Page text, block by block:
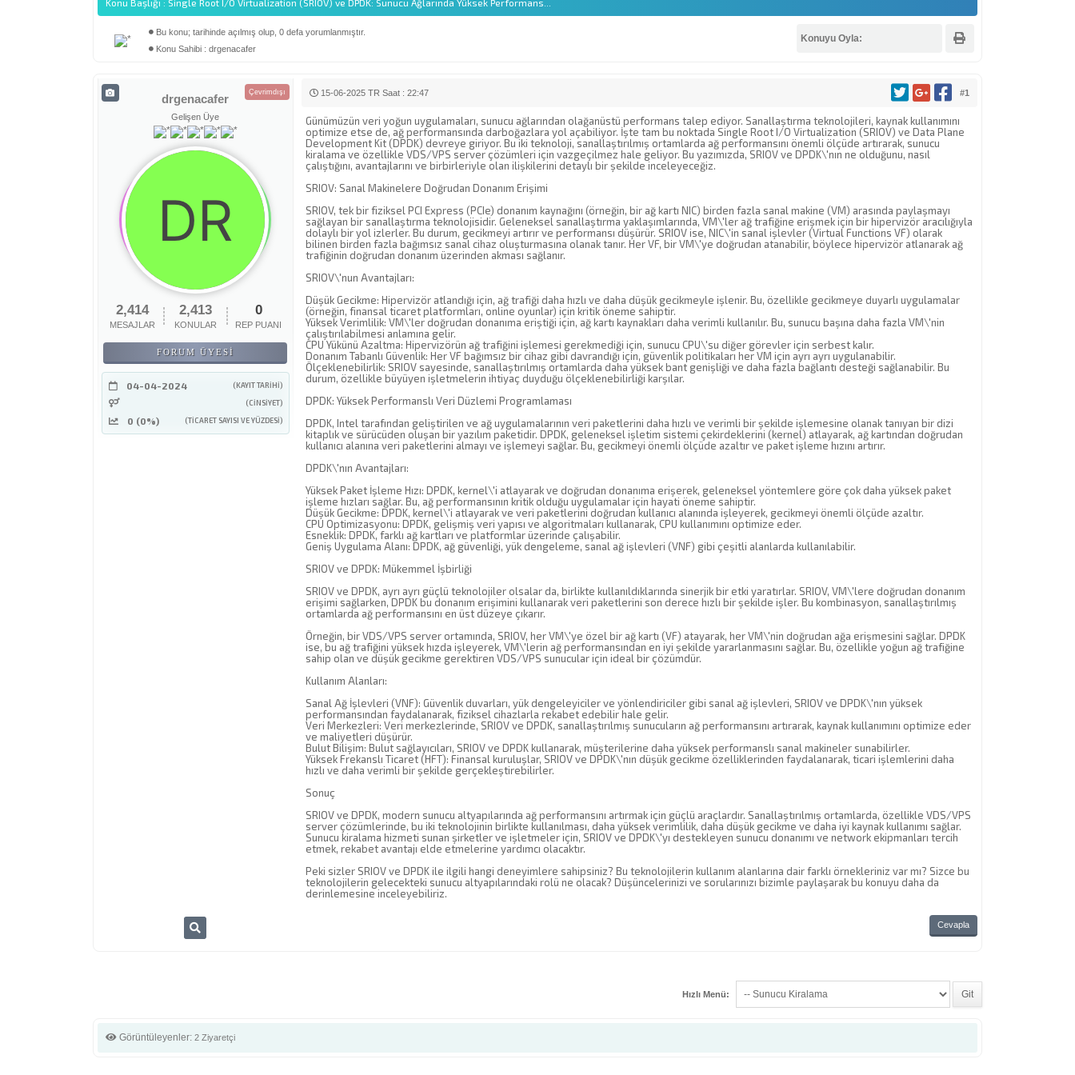
Konu Başlığı : Single Root I/O Virtualization (SRIOV) ve DPDK: Sunucu Ağlarında Yüksek Performans...
Bu konu; tarihinde açılmış olup, 0 defa yorumlanmıştır.
Konu Sahibi : drgenacafer
Konuyu Oyla:
Derecelendirme: 0/5 - 0 oy
Çevrimdışı
drgenacafer
Gelişen Üye
2,414
MESAJLAR
2,413
KONULAR
0
REP PUANI
FORUM ÜYESI
04-04-2024
(KAYIT TARIHI)
(CINSIYET)
0 (0%) (TICARET SAYISI VE YÜZDESI)
#1
15-06-2025 TR Saat : 22:47
Günümüzün veri yoğun uygulamaları, sunucu ağlarından olağanüstü performans talep ediyor. Sanallaştırma teknolojileri, kaynak kullanımını
optimize etse de, ağ performansında darboğazlara yol açabiliyor. İşte tam bu noktada Single Root I/O Virtualization (SRIOV) ve Data Plane
Development Kit (DPDK) devreye giriyor. Bu iki teknoloji, sanallaştırılmış ortamlarda ağ performansını önemli ölçüde artırarak, sunucu
kiralama ve özellikle VDS/VPS server çözümleri için vazgeçilmez hale geliyor. Bu yazımızda, SRIOV ve DPDK\'nın ne olduğunu, nasıl
çalıştığını, avantajlarını ve birbirleriyle olan ilişkilerini detaylı bir şekilde inceleyeceğiz.
SRIOV: Sanal Makinelere Doğrudan Donanım Erişimi
SRIOV, tek bir fiziksel PCI Express (PCIe) donanım kaynağını (örneğin, bir ağ kartı NIC) birden fazla sanal makine (VM) arasında paylaşmayı
sağlayan bir sanallaştırma teknolojisidir. Geleneksel sanallaştırma yaklaşımlarında, VM\'ler ağ trafiğine erişmek için bir hipervizör aracılığıyla
dolaylı bir yol izlerler. Bu durum, gecikmeyi artırır ve performansı düşürür. SRIOV ise, NIC\'in sanal işlevler (Virtual Functions VF) olarak
bilinen birden fazla bağımsız sanal cihaz oluşturmasına olanak tanır. Her VF, bir VM\'ye doğrudan atanabilir, böylece hipervizör atlanarak ağ
trafiğinin doğrudan donanım üzerinden akması sağlanır.
SRIOV\'nun Avantajları:
Düşük Gecikme: Hipervizör atlandığı için, ağ trafiği daha hızlı ve daha düşük gecikmeyle işlenir. Bu, özellikle gecikmeye duyarlı uygulamalar
(örneğin, finansal ticaret platformları, online oyunlar) için kritik öneme sahiptir.
Yüksek Verimlilik: VM\'ler doğrudan donanıma eriştiği için, ağ kartı kaynakları daha verimli kullanılır. Bu, sunucu başına daha fazla VM\'nin
çalıştırılabilmesi anlamına gelir.
CPU Yükünü Azaltma: Hipervizörün ağ trafiğini işlemesi gerekmediği için, sunucu CPU\'su diğer görevler için serbest kalır.
Donanım Tabanlı Güvenlik: Her VF bağımsız bir cihaz gibi davrandığı için, güvenlik politikaları her VM için ayrı ayrı uygulanabilir.
Ölçeklenebilirlik: SRIOV sayesinde, sanallaştırılmış ortamlarda daha yüksek bant genişliği ve daha fazla bağlantı desteği sağlanabilir. Bu
durum, özellikle büyüyen işletmelerin ihtiyaç duyduğu ölçeklenebilirliği karşılar.
DPDK: Yüksek Performanslı Veri Düzlemi Programlaması
DPDK, Intel tarafından geliştirilen ve ağ uygulamalarının veri paketlerini daha hızlı ve verimli bir şekilde işlemesine olanak tanıyan bir dizi
kitaplık ve sürücüden oluşan bir yazılım paketidir. DPDK, geleneksel işletim sistemi çekirdeklerini (kernel) atlayarak, ağ kartından doğrudan
kullanıcı alanına veri paketlerini almayı ve işlemeyi sağlar. Bu, gecikmeyi önemli ölçüde azaltır ve paket işleme hızını artırır.
DPDK\'nın Avantajları:
Yüksek Paket İşleme Hızı: DPDK, kernel\'i atlayarak ve doğrudan donanıma erişerek, geleneksel yöntemlere göre çok daha yüksek paket
işleme hızları sağlar. Bu, ağ performansının kritik olduğu uygulamalar için hayati öneme sahiptir.
Düşük Gecikme: DPDK, kernel\'i atlayarak ve veri paketlerini doğrudan kullanıcı alanında işleyerek, gecikmeyi önemli ölçüde azaltır.
CPU Optimizasyonu: DPDK, gelişmiş veri yapısı ve algoritmaları kullanarak, CPU kullanımını optimize eder.
Esneklik: DPDK, farklı ağ kartları ve platformlar üzerinde çalışabilir.
Geniş Uygulama Alanı: DPDK, ağ güvenliği, yük dengeleme, sanal ağ işlevleri (VNF) gibi çeşitli alanlarda kullanılabilir.
SRIOV ve DPDK: Mükemmel İşbirliği
SRIOV ve DPDK, ayrı ayrı güçlü teknolojiler olsalar da, birlikte kullanıldıklarında sinerjik bir etki yaratırlar. SRIOV, VM\'lere doğrudan donanım
erişimi sağlarken, DPDK bu donanım erişimini kullanarak veri paketlerini son derece hızlı bir şekilde işler. Bu kombinasyon, sanallaştırılmış
ortamlarda ağ performansını en üst düzeye çıkarır.
Örneğin, bir VDS/VPS server ortamında, SRIOV, her VM\'ye özel bir ağ kartı (VF) atayarak, her VM\'nin doğrudan ağa erişmesini sağlar. DPDK
ise, bu ağ trafiğini yüksek hızda işleyerek, VM\'lerin ağ performansından en iyi şekilde yararlanmasını sağlar. Bu, özellikle yoğun ağ trafiğine
sahip olan ve düşük gecikme gerektiren VDS/VPS sunucular için ideal bir çözümdür.
Kullanım Alanları:
Sanal Ağ İşlevleri (VNF): Güvenlik duvarları, yük dengeleyiciler ve yönlendiriciler gibi sanal ağ işlevleri, SRIOV ve DPDK\'nın yüksek
performansından faydalanarak, fiziksel cihazlarla rekabet edebilir hale gelir.
Veri Merkezleri: Veri merkezlerinde, SRIOV ve DPDK, sanallaştırılmış sunucuların ağ performansını artırarak, kaynak kullanımını optimize eder
ve maliyetleri düşürür.
Bulut Bilişim: Bulut sağlayıcıları, SRIOV ve DPDK kullanarak, müşterilerine daha yüksek performanslı sanal makineler sunabilirler.
Yüksek Frekanslı Ticaret (HFT): Finansal kuruluşlar, SRIOV ve DPDK\'nın düşük gecikme özelliklerinden faydalanarak, ticari işlemlerini daha
hızlı ve daha verimli bir şekilde gerçekleştirebilirler.
Sonuç
SRIOV ve DPDK, modern sunucu altyapılarında ağ performansını artırmak için güçlü araçlardır. Sanallaştırılmış ortamlarda, özellikle VDS/VPS
server çözümlerinde, bu iki teknolojinin birlikte kullanılması, daha yüksek verimlilik, daha düşük gecikme ve daha iyi kaynak kullanımı sağlar.
Sunucu kiralama hizmeti sunan şirketler ve işletmeler için, SRIOV ve DPDK\'yı destekleyen sunucu donanımı ve network ekipmanları tercih
etmek, rekabet avantajı elde etmelerine yardımcı olacaktır.
Peki sizler SRIOV ve DPDK ile ilgili hangi deneyimlere sahipsiniz? Bu teknolojilerin kullanım alanlarına dair farklı örnekleriniz var mı? Sizce bu
teknolojilerin gelecekteki sunucu altyapılarındaki rolü ne olacak? Düşüncelerinizi ve sorularınızı bizimle paylaşarak bu konuyu daha da
derinlemesine inceleyebiliriz.
Cevapla
Hızlı Menü:
Görüntüleyenler: 2 Ziyaretçi